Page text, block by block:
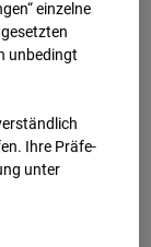
einzelne
unbedingt
Ihre Prä­fe­
unter